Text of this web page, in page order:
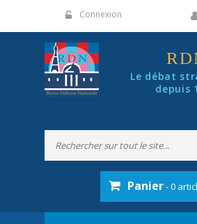
Connexion
Le débat
depuis
Panier- 0